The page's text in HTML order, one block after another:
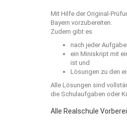
Mit Hilfe der Original-
Bayern vorzubereiten.
Zudem gibt es
nach jeder
ein Miniskript mit
ist und
Lösungen zu den
Alle Lösungen sind
die Schulaufgaben oder
Alle Realschule